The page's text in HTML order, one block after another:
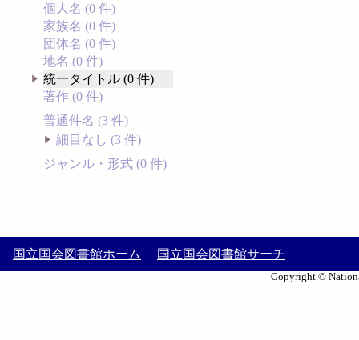
個人名 (0 件)
家族名 (0 件)
団体名 (0 件)
地名 (0 件)
統一タイトル (0 件)
著作 (0 件)
普通件名 (3 件)
細目なし (3 件)
ジャンル・形式 (0 件)
国立国会図書館ホーム 国立国会図書館サーチ
Copyright ©